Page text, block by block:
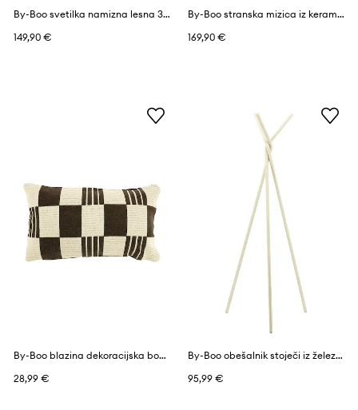
By-Boo svetilka namizna lesna 30 x 30 x 34,5 cm
149,90 €
By-Boo stranska mizica iz keramike 33 x 33 x 42,5 cm
169,90 €
By-Boo blazina dekoracijska bombažna 35 x 55 cm
28,99 €
By-Boo obešalnik stoječi iz železa 70 x 33,5 x 160 cm
95,99 €